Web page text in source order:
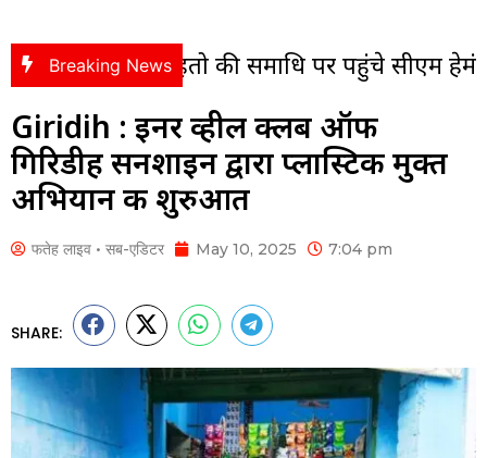
Breaking News
महतो की समाधि पर पहुंचे सीएम हेमंत सोरेन,
Giridih : इनर व्हील क्लब ऑफ
गिरिडीह सनशाइन द्वारा प्लास्टिक मुक्त
अभियान की शुरुआत
फतेह लाइव • सब-एडिटर May 10, 2025 7:04 pm
SHARE: